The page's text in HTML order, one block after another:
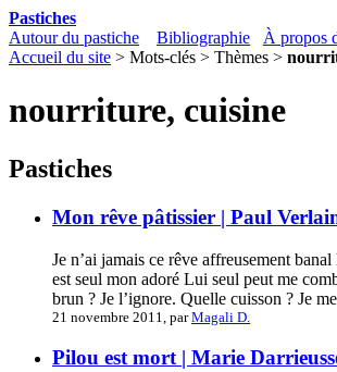
Pastiches
Autour du pastiche
Bibliographie À propos
Accueil du site > Mots-clés > Thèmes >
nourriture, cuisine
Pastiches
Mon rêve pâtissier | Paul
Je n’ai jamais ce rêve affreusement
est seul mon adoré Lui seul peut me
brun ? Je l’ignore. Quelle cuisson ? Je
21 novembre 2011, parMagali D.
Pilou est mort | Marie